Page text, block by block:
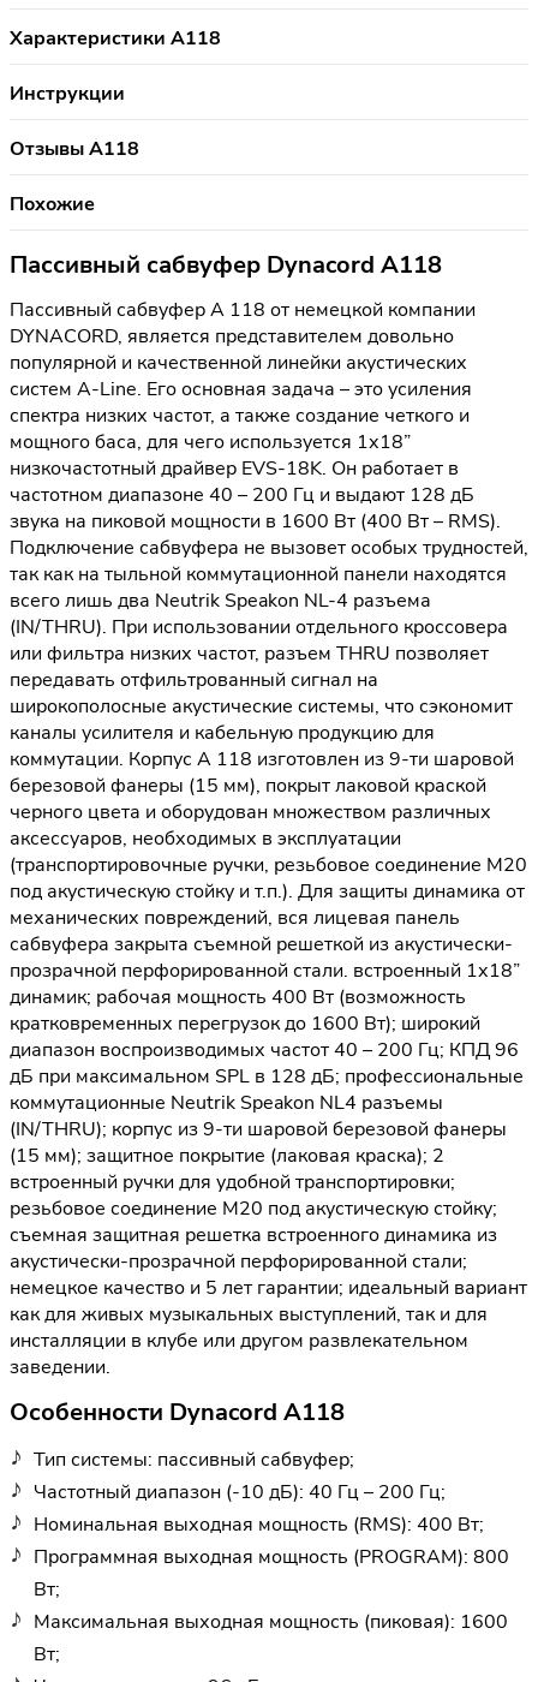
Характеристики A118
Инструкции
Отзывы A118
Похожие
Пассивный сабвуфер Dynacord A118
Пассивный сабвуфер A 118 от немецкой компании
DYNACORD, является представителем довольно
популярной и качественной линейки акустических
систем A-Line. Его основная задача – это усиления
спектра низких частот, а также создание четкого и
мощного баса, для чего используется 1х18”
низкочастотный драйвер EVS-18K. Он работает в
частотном диапазоне 40 – 200 Гц и выдают 128 дБ
звука на пиковой мощности в 1600 Вт (400 Вт – RMS).
Подключение сабвуфера не вызовет особых трудностей,
так как на тыльной коммутационной панели находятся
всего лишь два Neutrik Speakon NL-4 разъема
(IN/THRU). При использовании отдельного кроссовера
или фильтра низких частот, разъем THRU позволяет
передавать отфильтрованный сигнал на
широкополосные акустические системы, что сэкономит
каналы усилителя и кабельную продукцию для
коммутации. Корпус A 118 изготовлен из 9-ти шаровой
березовой фанеры (15 мм), покрыт лаковой краской
черного цвета и оборудован множеством различных
аксессуаров, необходимых в эксплуатации
(транспортировочные ручки, резьбовое соединение М20
под акустическую стойку и т.п.). Для защиты динамика от
механических повреждений, вся лицевая панель
сабвуфера закрыта съемной решеткой из акустически-
прозрачной перфорированной стали. встроенный 1х18”
динамик; рабочая мощность 400 Вт (возможность
кратковременных перегрузок до 1600 Вт); широкий
диапазон воспроизводимых частот 40 – 200 Гц; КПД 96
дБ при максимальном SPL в 128 дБ; профессиональные
коммутационные Neutrik Speakon NL4 разъемы
(IN/THRU); корпус из 9-ти шаровой березовой фанеры
(15 мм); защитное покрытие (лаковая краска); 2
встроенный ручки для удобной транспортировки;
резьбовое соединение М20 под акустическую стойку;
съемная защитная решетка встроенного динамика из
акустически-прозрачной перфорированной стали;
немецкое качество и 5 лет гарантии; идеальный вариант
как для живых музыкальных выступлений, так и для
инсталляции в клубе или другом развлекательном
заведении.
Особенности Dynacord A118
Тип системы: пассивный сабвуфер;
Частотный диапазон (‑10 дБ): 40 Гц – 200 Гц;
Номинальная выходная мощность (RMS): 400 Вт;
Программная выходная мощность (PROGRAM): 800
Вт;
Максимальная выходная мощность (пиковая): 1600
Вт;